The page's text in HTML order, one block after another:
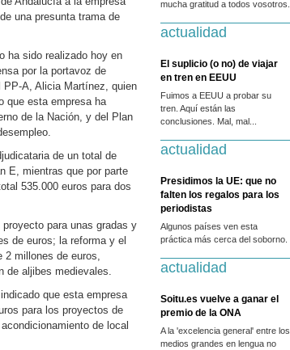
una presunta trama de
ha sido realizado hoy en
por la portavoz de
PP-A, Alicia Martínez, quien
que esta empresa ha
de la Nación, y del Plan
de un total de
E, mientras que por parte
535.000 euros para dos
para unas gradas y
de euros; la reforma y el
2 millones de euros,
de aljibes medievales.
que esta empresa
para los proyectos de
de local
mucha gratitud a todos vosotros.
actualidad
El suplicio (o no) de viajar
en tren en EEUU
Fuimos a EEUU a probar su
tren. Aquí están las
conclusiones. Mal, mal...
actualidad
Presidimos la UE: que no
falten los regalos para los
periodistas
Algunos países ven esta
práctica más cerca del soborno.
actualidad
Soitu.es vuelve a ganar el
premio de la ONA
A la 'excelencia general' entre los
medios grandes en lengua no